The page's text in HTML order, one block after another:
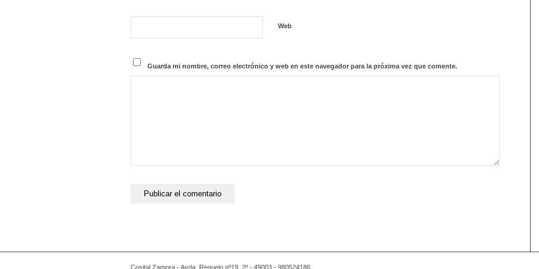
Web
Guarda mi nombre, correo electrónico y web en este navegador para la próxima vez que comente.
Cosital Zamora - Avda. Requejo nº19, 2º - 49003 - 980524186